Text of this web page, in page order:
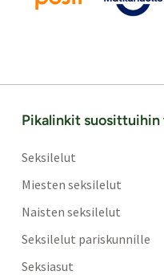
Pikalinkit
Seksilelut
Miesten seksilelut
Naisten seksilelut
Seksilelut pariskunnille
Seksiasut